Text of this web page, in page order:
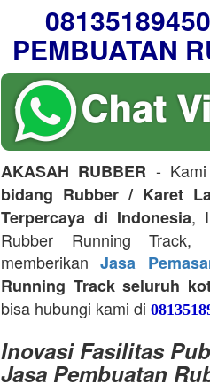
PEMBUATAN
AKASAH RUBBER -
bidang Rubber / Karet
Terpercaya di Indonesia,
Rubber Running Track,
memberikanJasa
Running Track seluruh
bisa hubungi kami di
Inovasi Fasilitas
Jasa Pembuatan